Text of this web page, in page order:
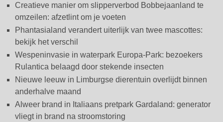
Creatieve manier om slipperverbod Bobbejaanland te
omzeilen: afzetlint om je voeten
Phantasialand verandert uiterlijk van twee mascottes:
bekijk het verschil
Wespeninvasie in waterpark Europa-Park: bezoekers
Rulantica belaagd door stekende insecten
Nieuwe leeuw in Limburgse dierentuin overlijdt binnen
anderhalve maand
Alweer brand in Italiaans pretpark Gardaland: generator
vliegt in brand na stroomstoring